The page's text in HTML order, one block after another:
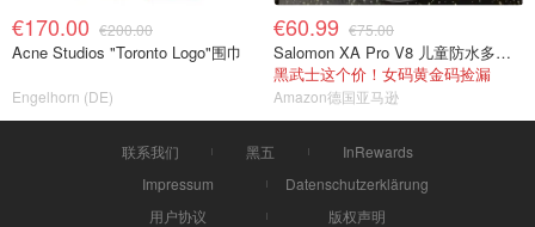
€170.00 €200.00
Acne Studios "Toronto Logo"围巾
Engelhorn (DE)
€60.99 €75.00
Salomon XA Pro V8 儿童防水多功能鞋
黑武士这个价！女码黄金码捡漏
Amazon德国亚马逊
联系我们 黑五
InRewards
Impressum
Datenschutzerklärung
用户协议
版权声明